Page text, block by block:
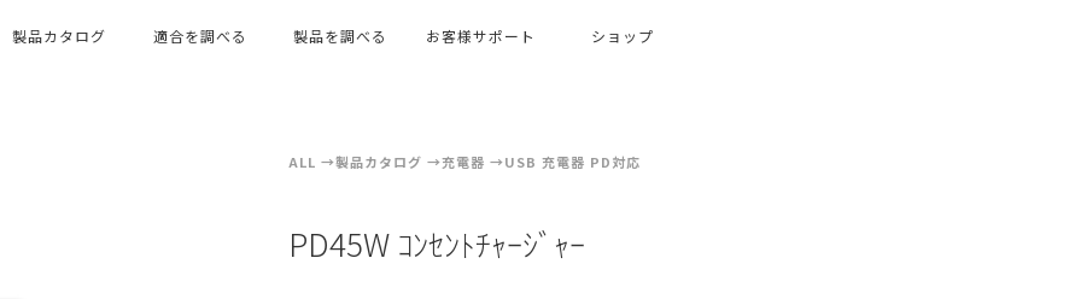
製品カタログ 適合を調べる 製品を調べる お客様サポート ショップ
ALL 製品カタログ 充電器 USB 充電器 PD対応
PD45W ｺﾝｾﾝﾄﾁｬｰｼﾞｬｰ